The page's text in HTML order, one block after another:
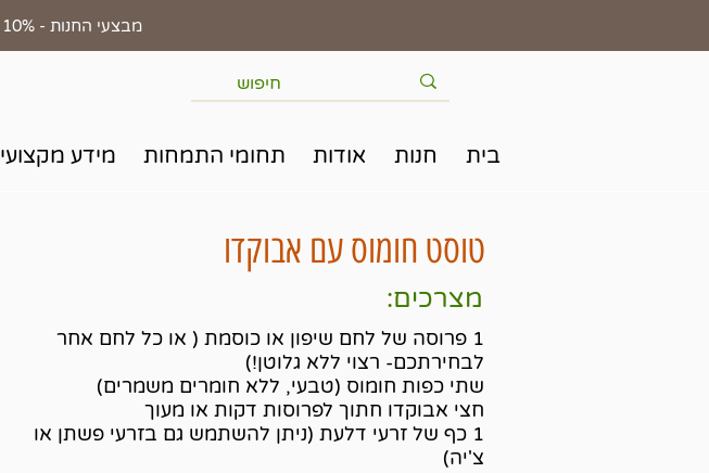
מבצעי החנות - 10% הנחה על 5 מוצרים ומעלה
בית חנות אודות תחומי התמחות מידע מקצועי
טוסט חומוס עם אבוקדו
מצרכים:
1 פרוסה של לחם שיפון או כוסמת ( או כל לחם אחר
לבחירתכם- רצוי ללא גלוטן!)
שתי כפות חומוס (טבעי, ללא חומרים משמרים)
חצי אבוקדו חתוך לפרוסות דקות או מעוך
1 כף של זרעי דלעת (ניתן להשתמש גם בזרעי פשתן או
צ'יה)